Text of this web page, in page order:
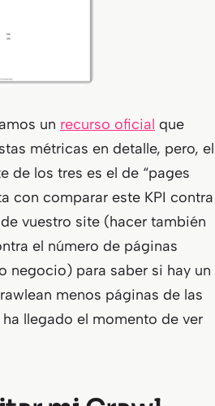
un recurso oficial que
métricas en detalle, pero, el
de los tres es el de “pages
con comparar este KPI contra
vuestro site (hacer también
el número de páginas
negocio) para saber si hay un
menos páginas de las
llegado el momento de ver